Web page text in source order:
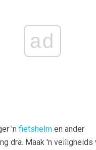
ad
'n fietshelm en ander
dra. Maak 'n veiligheids